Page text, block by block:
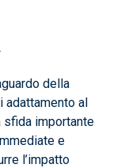
della
adattamento al
sfida importante
e
l’impatto